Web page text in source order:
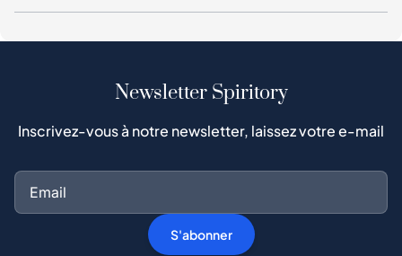
Newsletter Spiritory
Inscrivez-vous à notre newsletter, laissez votre e-mail
S'abonner